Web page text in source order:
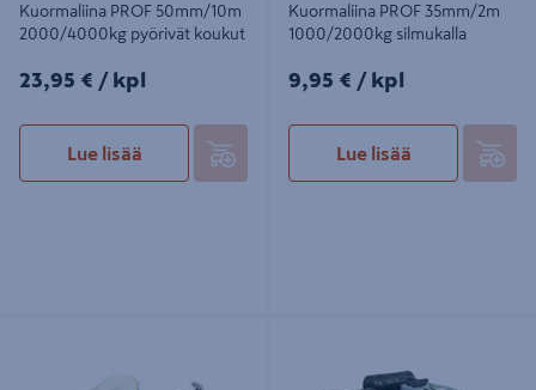
Kuormaliina PROF 50mm/10m
2000/4000kg pyörivät koukut
23,95€/kpl
23,95 € / kpl
Lue lisää
Kuormaliina PROF 35mm/2m
1000/2000kg silmukalla
9,95€/kpl
9,95 € / kpl
Lue lisää
29mm x 5m 750/1500kg